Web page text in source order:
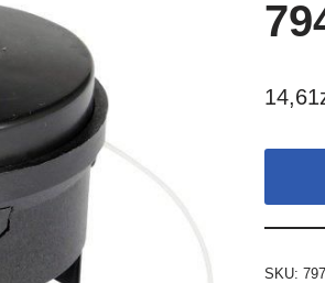
14,61
SKU: